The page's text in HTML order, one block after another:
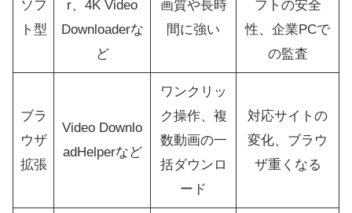
ソフ
ト型
r、4K Video
Downloaderな
ど
画質や長時
間に強い
フトの安全
性、企業PCで
の監査
ブラ
ウザ
拡張
Video Downlo
adHelperなど
ワンクリッ
ク操作、複
数動画の一
括ダウンロ
ード
対応サイトの
変化、ブラウ
ザ重くなる